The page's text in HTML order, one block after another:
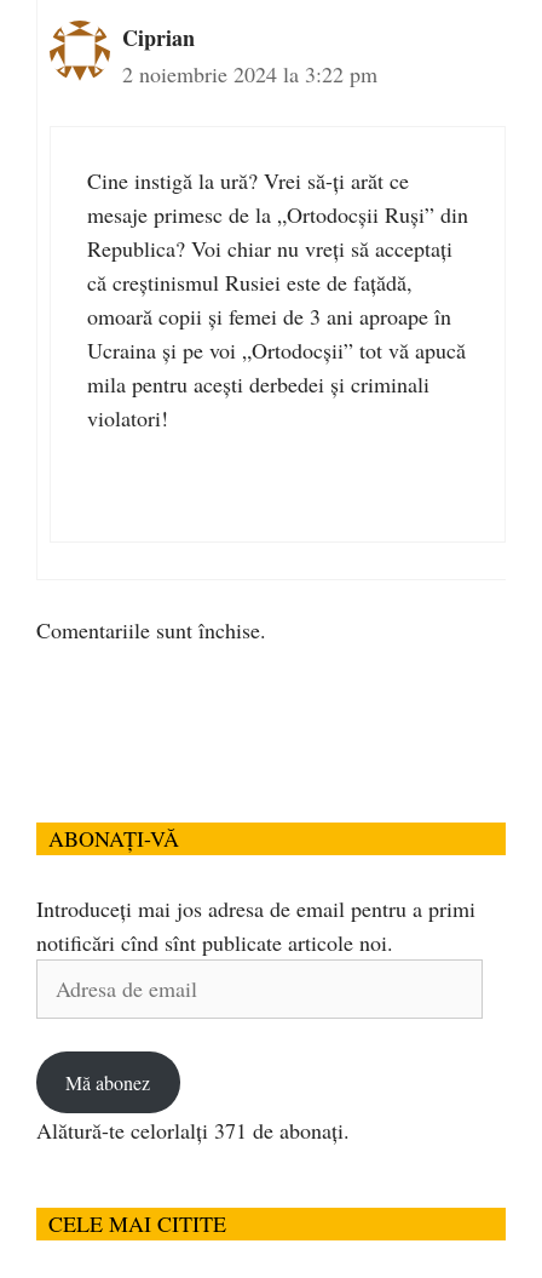
Ciprian
2 noiembrie 2024 la 3:22 pm
Cine instigă la ură? Vrei să-ți arăt ce
mesaje primesc de la „Ortodocșii Ruși” din
Republica? Voi chiar nu vreți să acceptați
că creștinismul Rusiei este de fațădă,
omoară copii și femei de 3 ani aproape în
Ucraina și pe voi „Ortodocșii” tot vă apucă
mila pentru acești derbedei și criminali
violatori!
Comentariile sunt închise.
ABONAȚI-VĂ
Introduceți mai jos adresa de email pentru a primi
notificări cînd sînt publicate articole noi.
Adresa
Mă abonez
Alătură-te celorlalți 371 de abonați.
CELE MAI CITITE